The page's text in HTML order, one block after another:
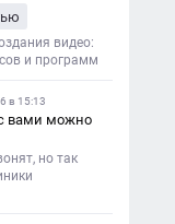
с акцентом на
Image V2
видео:
и программ
в 15:13
вами можно
но так